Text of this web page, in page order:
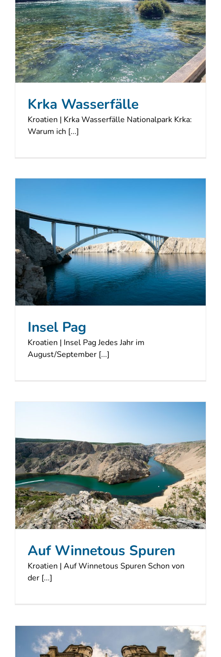
Krka Wasserfälle
Kroatien | Krka Wasserfälle Nationalpark Krka:
Warum ich [...]
Insel Pag
Kroatien | Insel Pag Jedes Jahr im
August/September [...]
Auf Winnetous Spuren
Kroatien | Auf Winnetous Spuren Schon von
der [...]